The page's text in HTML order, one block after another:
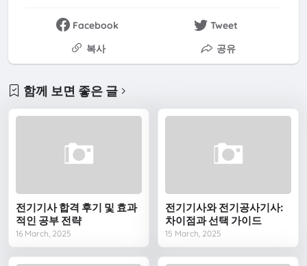
Facebook
Tweet
복사
공유
함께 보면 좋은 글
전기기사 합격 후기 및 효과
적인 공부 전략
16 March, 2025
전기기사와 전기공사기사:
차이점과 선택 가이드
15 March, 2025